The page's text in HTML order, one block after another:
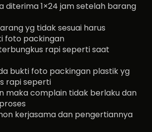
diterima 1×24 jam setelah barang
yg tidak sesuai harus
foto packingan
rapi seperti saat
bukti foto packingan plastik yg
rapi seperti
maka complain tidak berlaku dan
kerjasama dan pengertiannya